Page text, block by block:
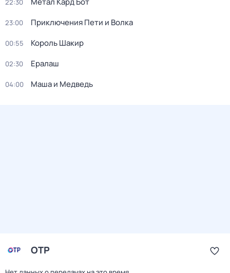
22:30
23:00 Приключения Пети и Волка
00:55 Король Шакир
02:30 Ералаш
04:00 Маша и Медведь
ОТР